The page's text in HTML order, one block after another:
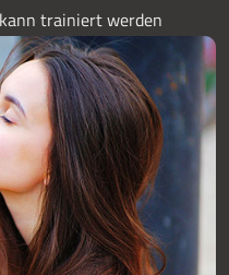
trainiert werden